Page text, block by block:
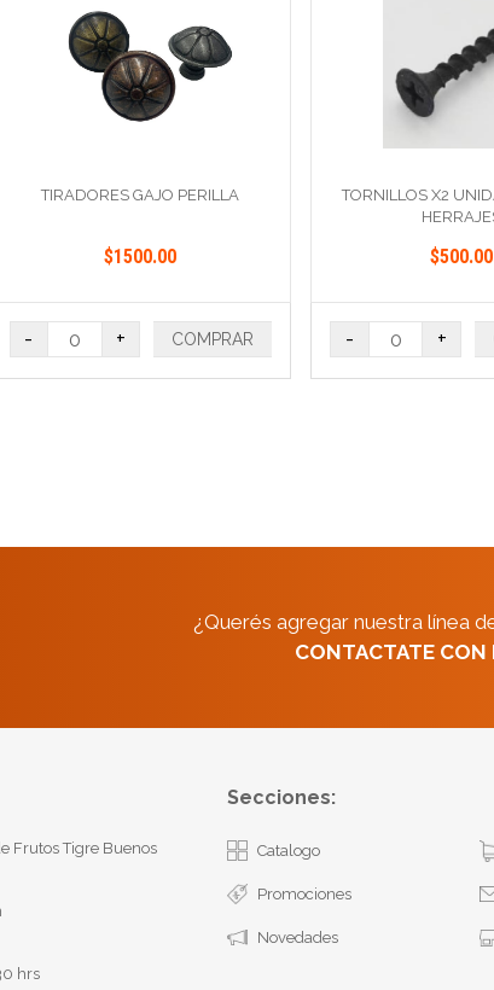
TIRADORES GAJO PERILLA
$1500.00
- + COMPRAR
TORNILLOS X2
$500.00
- +
¿Querés agregar nuestra línea
CONTACTATE CON
Frutos Tigre Buenos
hrs
Secciones:
Catalogo
Promociones
Novedades